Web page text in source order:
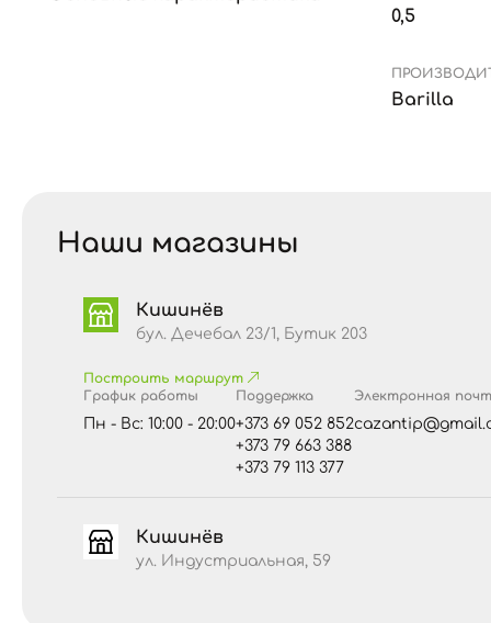
0,5
Barilla
Наши магазины
Кишинёв
бул. Дечебал 23/1, Бутик 203
Построить маршрут
График работы
Пн - Вс: 10:00 - 20:00
Поддержка
+373 69 052 852
+373 79 663 388
+373 79 113 377
Электронная
Кишинёв
ул. Индустриальная, 59